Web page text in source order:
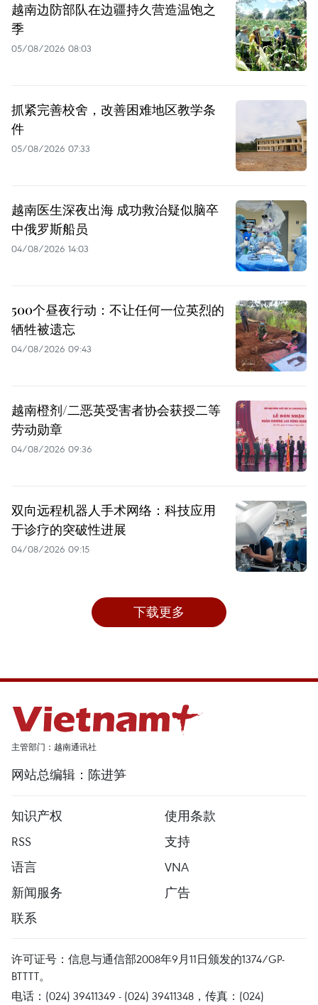
越南边防部队在边疆持久营造温饱之
季
05/08/2026 08:03
抓紧完善校舍，改善困难地区教学条
件
05/08/2026 07:33
越南医生深夜出海 成功救治疑似脑卒
中俄罗斯船员
04/08/2026 14:03
500个昼夜行动：不让任何一位英烈的
牺牲被遗忘
04/08/2026 09:43
越南橙剂/二恶英受害者协会获授二等
劳动勋章
04/08/2026 09:36
双向远程机器人手术网络：科技应用
于诊疗的突破性进展
04/08/2026 09:15
下载更多
主管部门：越南通讯社
网站总编辑：陈进笋
知识产权
使用条款
RSS
支持
语言
VNA
新闻服务
广告
联系
许可证号：信息与通信部2008年9月11日颁发的1374/GP-
BTTTT。
电话：(024) 39411349 - (024) 39411348，传真：(024)